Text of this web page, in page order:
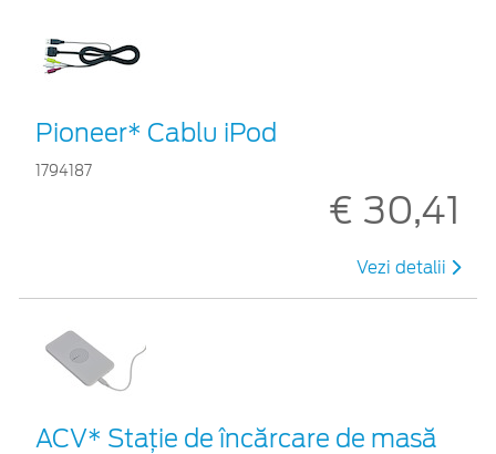
Pioneer* Cablu iPod
1794187
€ 30,41
Vezi detalii
ACV* Stație de încărcare de masă